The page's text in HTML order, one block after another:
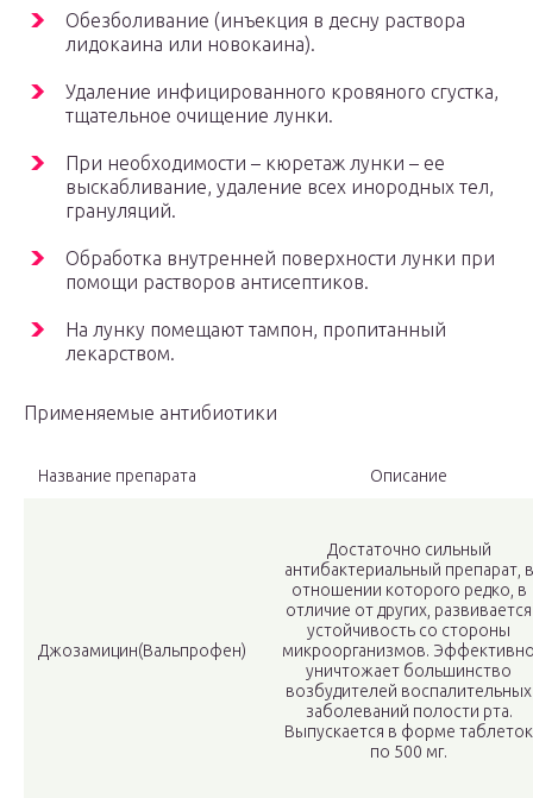
Обезболивание (инъекция в десну раствора
лидокаина или новокаина).
Удаление инфицированного кровяного сгустка,
тщательное очищение лунки.
При необходимости – кюретаж лунки – ее
выскабливание, удаление всех инородных тел,
грануляций.
Обработка внутренней поверхности лунки при
помощи растворов антисептиков.
На лунку помещают тампон, пропитанный
лекарством.
Применяемые антибиотики
Название препарата Описание
Джозамицин(Вальпрофен)
Достаточно сильный
антибактериальный препарат, в
отношении которого редко, в
отличие от других, развивается
устойчивость со стороны
микроорганизмов.
уничтожает большинство
возбудителей воспалительных
заболеваний полости рта.
Выпускается в форме таблеток
по 500 мг.